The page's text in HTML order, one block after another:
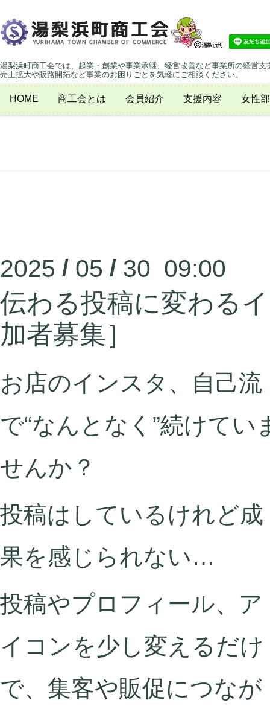
湯梨浜町商工会では、起業・創業や事業承継、経営改善など事業所の経営支
売上拡大や販路開拓など事業のお困りごとを気軽にご相談ください。
HOME 商工会とは 会員紹介 支援内容 女性部
2025 / 05 / 30 09:00
伝わる投稿に変わる
加者募集］
お店のインスタ、自己流
で“なんとなく”続けてい
せんか？
投稿はしているけれど成
果を感じられない…
投稿やプロフィール、ア
イコンを少し変えるだけ
で、集客や販促につなが